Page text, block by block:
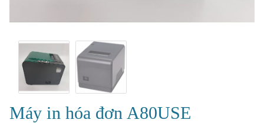
Máy in hóa đơn A80USE